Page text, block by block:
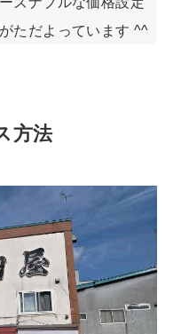
ただよっています ^^
方法